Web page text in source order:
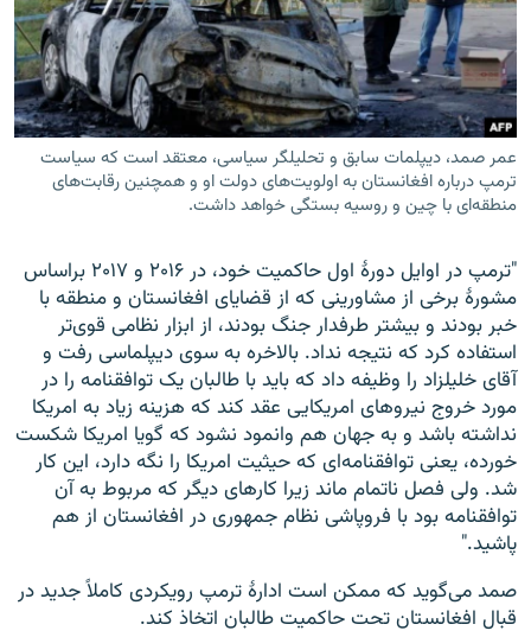
عمر صمد، دیپلمات سابق و تحلیلگر سیاسی، معتقد است که سیاست
ترمپ درباره افغانستان به اولویت‌های دولت او و همچنین رقابت‌های
منطقه‌ای با چین و روسیه بستگی خواهد داشت.
"ترمپ در اوایل دورۀ اول حاکمیت خود، در ۲۰۱۶ و ۲۰۱۷ براساس
مشورۀ برخی از مشاورینی که از قضایای افغانستان و منطقه با
خبر بودند و بیشتر طرفدار جنگ بودند، از ابزار نظامی قوی‌تر
استفاده کرد که نتیجه نداد. بالاخره به سوی دیپلماسی رفت و
آقای خلیلزاد را وظیفه داد که باید با طالبان یک توافقنامه را در
مورد خروج نیروهای امریکایی عقد کند که هزینه زیاد به امریکا
نداشته باشد و به جهان هم وانمود نشود که گویا امریکا شکست
خورده، یعنی توافقنامه‌ای که حیثیت امریکا را نگه دارد، این کار
شد. ولی فصل ناتمام ماند زیرا کارهای دیگر که مربوط به آن
توافقنامه بود با فروپاشی نظام جمهوری در افغانستان از هم
پاشید."
صمد می‌گوید که ممکن است ادارۀ ترمپ رویکردی کاملاً جدید در
قبال افغانستان تحت حاکمیت طالبان اتخاذ کند.